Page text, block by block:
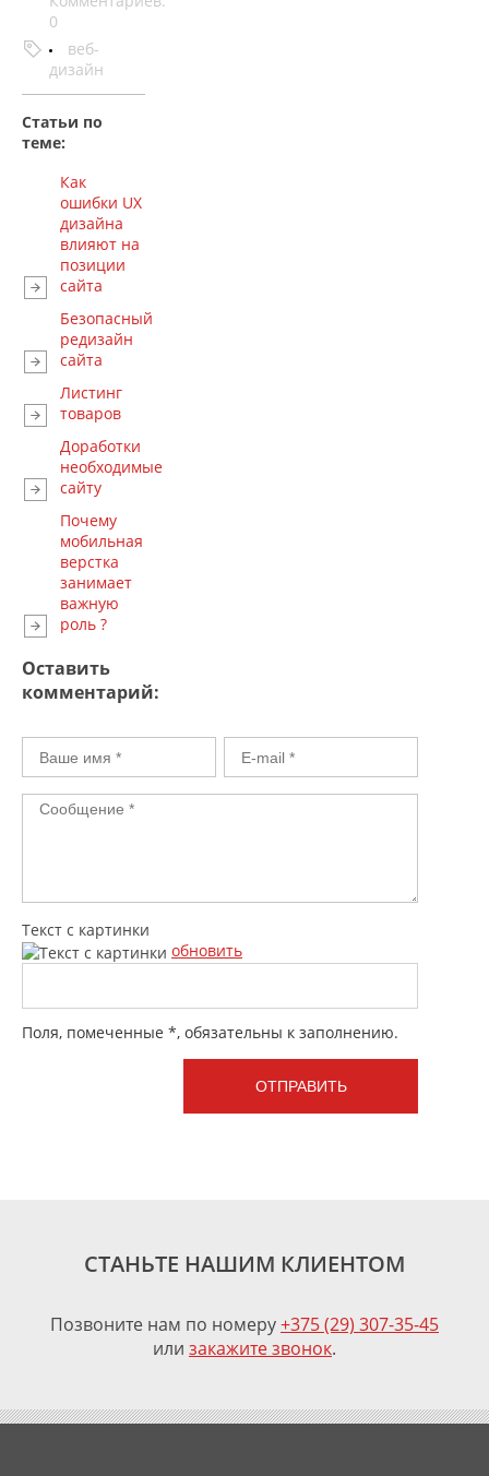
0
веб-
дизайн
Статьи по
теме:
Как
ошибки UX
дизайна
влияют на
позиции
сайта
Безопасный
редизайн
сайта
Листинг
товаров
Доработки
необходимые
сайту
Почему
мобильная
верстка
занимает
важную
роль ?
Оставить
комментарий:
Текст с картинки
обновить
Поля, помеченные *, обязательны к заполнению.
СТАНЬТЕ НАШИМ КЛИЕНТОМ
Позвоните нам по номеру+375 (29) 307-35-45
или закажите звонок.